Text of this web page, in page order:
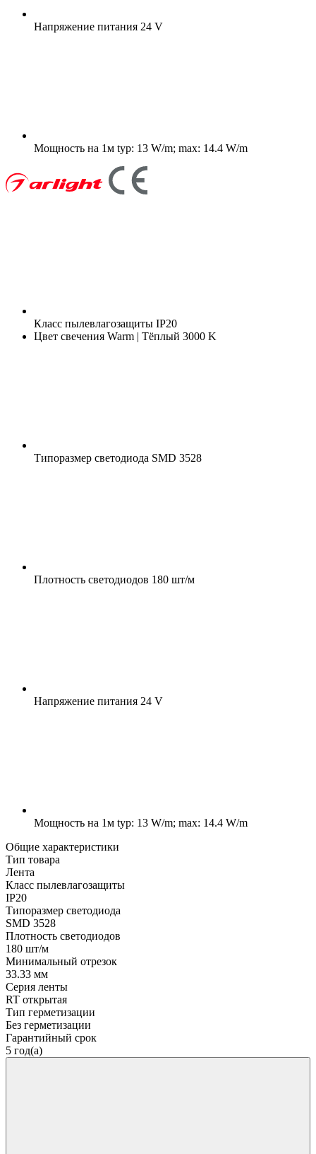
Напряжение питания 24 V
Мощность на 1м typ: 13 W/m; max: 14.4 W/m
Класс пылевлагозащиты IP20
Цвет свечения Warm | Тёплый 3000 K
Типоразмер светодиода SMD 3528
Плотность светодиодов 180 шт/м
Напряжение питания 24 V
Мощность на 1м typ: 13 W/m; max: 14.4 W/m
Общие характеристики
Тип товара
Лента
Класс пылевлагозащиты
IP20
Типоразмер светодиода
SMD 3528
Плотность светодиодов
180 шт/м
Минимальный отрезок
33.33 мм
Серия ленты
RT открытая
Тип герметизации
Без герметизации
Гарантийный срок
5 год(а)